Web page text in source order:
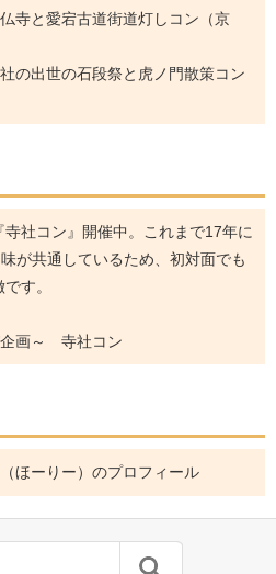
寺と愛宕古道街道灯しコン（京
の出世の石段祭と虎ノ門散策コン
社コン』開催中。これまで17年に
が共通しているため、初対面でも
す。
企画～ 寺社コン
ほーりー）のプロフィール